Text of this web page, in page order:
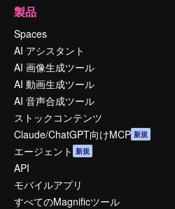
製品
Spaces
AI アシスタント
AI 画像生成ツール
AI 動画生成ツール
AI 音声合成ツール
ストックコンテンツ
Claude/ChatGPT向けMCP 新規
エージェント 新規
API
モバイルアプリ
すべてのMagnificツール